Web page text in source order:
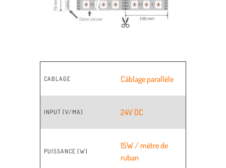
CABLAGE Câblage parallèle
INPUT (V/MA) 24V DC
PUISSANCE (W)
15W / mètre de
ruban